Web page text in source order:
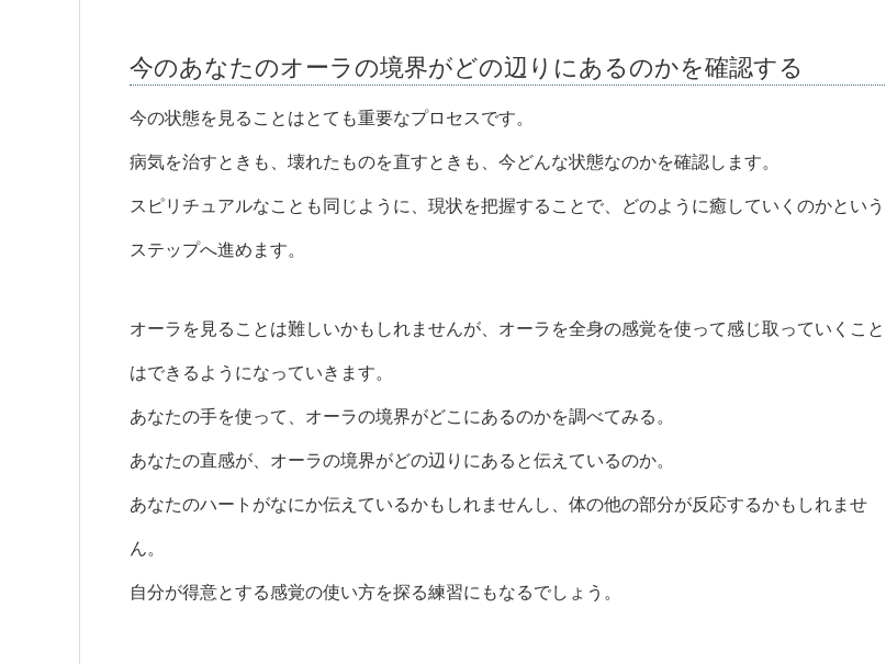
今のあなたのオーラの境界がどの辺りにあるのかを確認する
今の状態を見ることはとても重要なプロセスです。
病気を治すときも、壊れたものを直すときも、今どんな状態なのかを確認します。
スピリチュアルなことも同じように、現状を把握することで、どのように癒していくのかという
ステップへ進めます。
オーラを見ることは難しいかもしれませんが、オーラを全身の感覚を使って感じ取っていくこと
はできるようになっていきます。
あなたの手を使って、オーラの境界がどこにあるのかを調べてみる。
あなたの直感が、オーラの境界がどの辺りにあると伝えているのか。
あなたのハートがなにか伝えているかもしれませんし、体の他の部分が反応するかもしれませ
ん。
自分が得意とする感覚の使い方を探る練習にもなるでしょう。